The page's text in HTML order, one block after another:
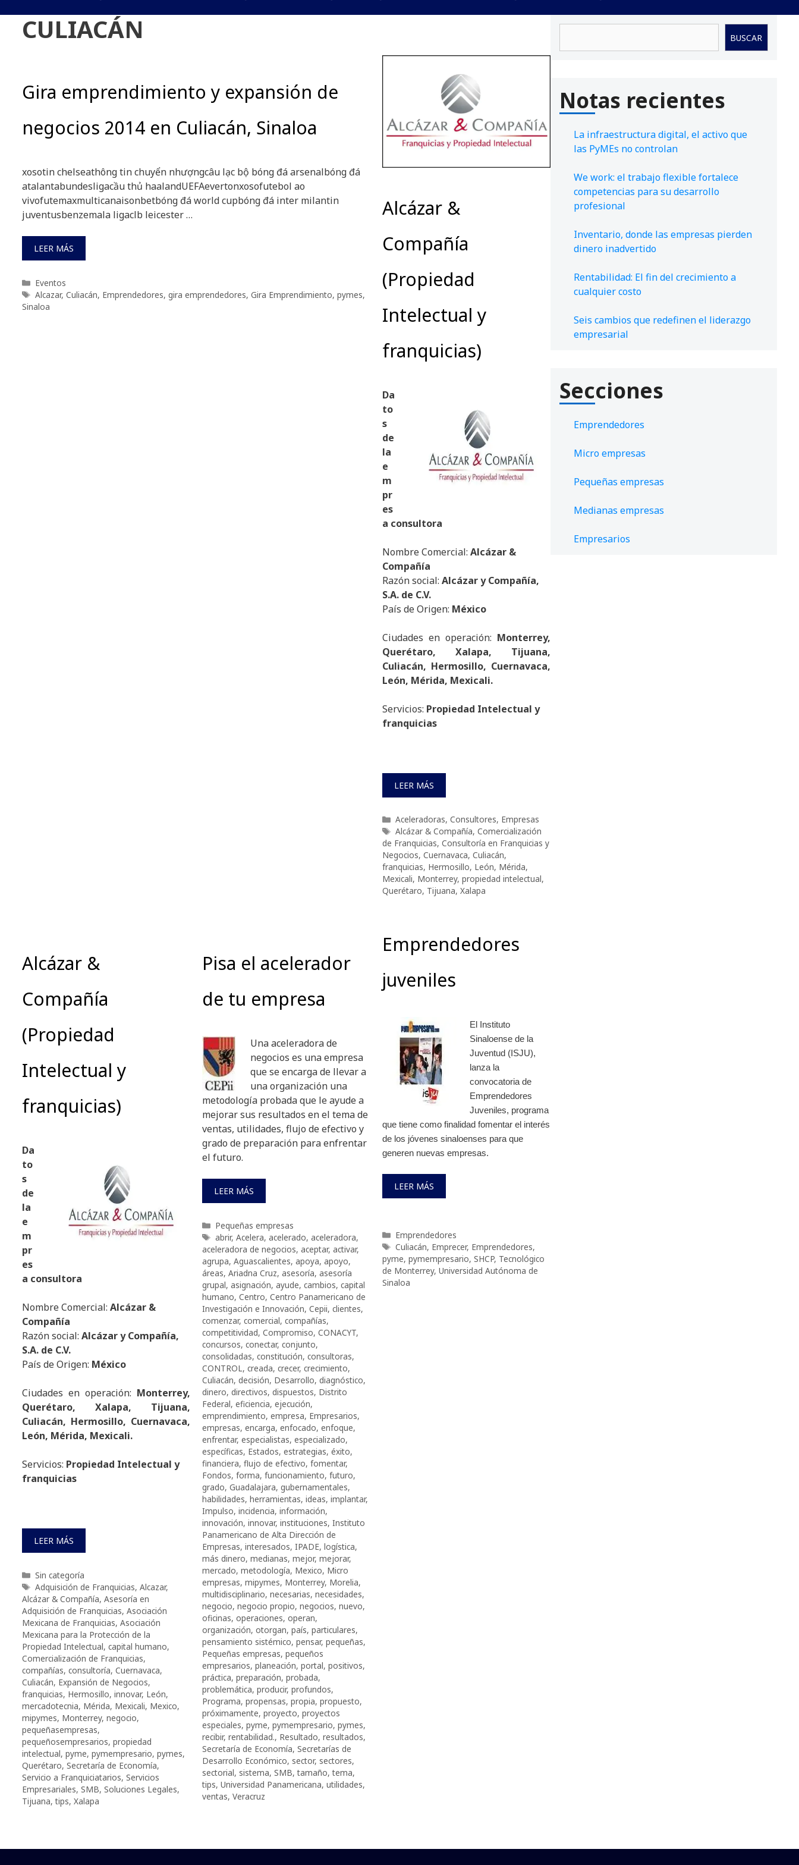
CULIACÁN
Gira emprendimiento y expansión de
negocios 2014 en Culiacán, Sinaloa
xosotin chelseathông tin chuyển nhượngcâu lạc bộ bóng đá arsenalbóng đá
atalantabundesligacầu thủ haalandUEFAevertonxosofutebol ao
vivofutemaxmulticanaisonbetbóng đá world cupbóng đá inter milantin
juventusbenzemala ligaclb leicester …
LEER MÁS
Categorías
Eventos
Etiquetas
Alcazar, Culiacán, Emprendedores, gira emprendedores, Gira Emprendimiento, pymes,
Sinaloa
Alcázar &
Compañía
(Propiedad
Intelectual y
franquicias)
Da
to
s
de
la
e
m
pr
es
a consultora
Nombre Comercial: Alcázar &
Compañía
Razón social: Alcázar y Compañía,
S.A. de C.V.
País de Origen: México
Ciudades en operación: Monterrey,
Querétaro, Xalapa, Tijuana,
Culiacán, Hermosillo, Cuernavaca,
León, Mérida, Mexicali.
Servicios: Propiedad Intelectual y
franquicias
LEER MÁS
Categorías
Aceleradoras, Consultores, Empresas
Etiquetas
Alcázar & Compañía, Comercialización
de Franquicias, Consultoría en Franquicias y
Negocios, Cuernavaca, Culiacán,
franquicias, Hermosillo, León, Mérida,
Mexicali, Monterrey, propiedad intelectual,
Querétaro, Tijuana, Xalapa
Alcázar &
Compañía
(Propiedad
Intelectual y
franquicias)
Da
to
s
de
la
e
m
pr
es
a consultora
Nombre Comercial: Alcázar &
Compañía
Razón social: Alcázar y Compañía,
S.A. de C.V.
País de Origen: México
Ciudades en operación: Monterrey,
Querétaro, Xalapa, Tijuana,
Culiacán, Hermosillo, Cuernavaca,
León, Mérida, Mexicali.
Servicios: Propiedad Intelectual y
franquicias
LEER MÁS
Categorías
Sin categoría
Etiquetas
Adquisición de Franquicias, Alcazar,
Alcázar & Compañía, Asesoría en
Adquisición de Franquicias, Asociación
Mexicana de Franquicias, Asociación
Mexicana para la Protección de la
Propiedad Intelectual, capital humano,
Comercialización de Franquicias,
compañías, consultoría, Cuernavaca,
Culiacán, Expansión de Negocios,
franquicias, Hermosillo, innovar, León,
mercadotecnia, Mérida, Mexicali, Mexico,
mipymes, Monterrey, negocio,
pequeñasempresas,
pequeñosempresarios, propiedad
intelectual, pyme, pymempresario, pymes,
Querétaro, Secretaría de Economía,
Servicio a Franquiciatarios, Servicios
Empresariales, SMB, Soluciones Legales,
Tijuana,tips, Xalapa
Pisa el acelerador
de tu empresa
Una aceleradora de
negocios es una empresa
que se encarga de llevar a
una organización una
metodología probada que le ayude a
mejorar sus resultados en el tema de
ventas, utilidades, flujo de efectivo y
grado de preparación para enfrentar
el futuro.
LEER MÁS
Categorías
Pequeñas empresas
Etiquetas
abrir, Acelera, acelerado, aceleradora,
aceleradora de negocios, aceptar, activar,
agrupa, Aguascalientes, apoya, apoyo,
áreas, Ariadna Cruz, asesoría, asesoría
grupal, asignación, ayude, cambios, capital
humano, Centro, Centro Panamericano de
Investigación e Innovación, Cepii, clientes,
comenzar, comercial, compañías,
competitividad, Compromiso, CONACYT,
concursos, conectar, conjunto,
consolidadas, constitución, consultoras,
CONTROL, creada, crecer, crecimiento,
Culiacán, decisión, Desarrollo, diagnóstico,
dinero, directivos, dispuestos, Distrito
Federal, eficiencia, ejecución,
emprendimiento, empresa, Empresarios,
empresas, encarga, enfocado, enfoque,
enfrentar, especialistas, especializado,
específicas, Estados, estrategias, éxito,
financiera, flujo de efectivo, fomentar,
Fondos, forma, funcionamiento, futuro,
grado, Guadalajara, gubernamentales,
habilidades, herramientas, ideas, implantar,
Impulso, incidencia, información,
innovación, innovar, instituciones, Instituto
Panamericano de Alta Dirección de
Empresas, interesados, IPADE, logística,
más dinero, medianas, mejor, mejorar,
mercado, metodología, Mexico, Micro
empresas, mipymes, Monterrey, Morelia,
multidisciplinario, necesarias, necesidades,
negocio, negocio propio, negocios, nuevo,
oficinas, operaciones, operan,
organización, otorgan, país, particulares,
pensamiento sistémico, pensar, pequeñas,
Pequeñas empresas, pequeños
empresarios, planeación, portal, positivos,
práctica, preparación, probada,
problemática, producir, profundos,
Programa, propensas, propia, propuesto,
próximamente, proyecto, proyectos
especiales, pyme, pymempresario, pymes,
recibir, rentabilidad., Resultado, resultados,
Secretaría de Economía, Secretarías de
Desarrollo Económico, sector, sectores,
sectorial, sistema, SMB,tamaño,tema,
tips, Universidad Panamericana, utilidades,
ventas, Veracruz
Emprendedores
juveniles
El Instituto
Sinaloense de la
Juventud (ISJU),
lanza la
convocatoria de
Emprendedores
Juveniles, programa
que tiene como finalidad fomentar el interés
de los jóvenes sinaloenses para que
generen nuevas empresas.
LEER MÁS
Categorías
Emprendedores
Etiquetas
Culiacán, Emprecer, Emprendedores,
pyme, pymempresario, SHCP, Tecnológico
de Monterrey, Universidad Autónoma de
Sinaloa
BUSCAR
Notas recientes
La infraestructura digital, el activo que
las PyMEs no controlan
We work: el trabajo flexible fortalece
competencias para su desarrollo
profesional
Inventario, donde las empresas pierden
dinero inadvertido
Rentabilidad: El fin del crecimiento a
cualquier costo
Seis cambios que redefinen el liderazgo
empresarial
Secciones
Emprendedores
Micro empresas
Pequeñas empresas
Medianas empresas
Empresarios